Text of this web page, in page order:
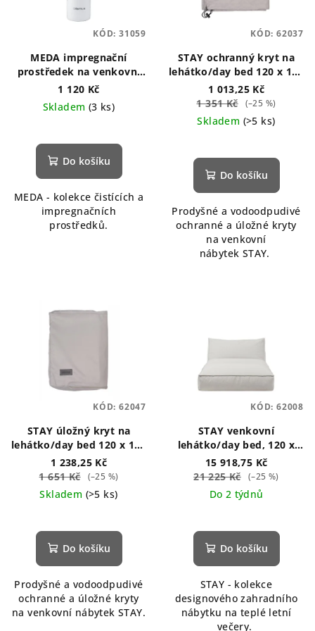
MEDA impregnační
prostředek na venkovní
textil
1 120 Kč
Skladem (3 ks)
Do košíku
MEDA - kolekce čistících a
impregnačních
prostředků.
KÓD: 31059
STAY ochranný kryt na
lehátko/day bed 120 x 190
cm
1 013,25 Kč
1 351 Kč
(–25 %)
Skladem (>5 ks)
Do košíku
Prodyšné a vodoodpudivé
ochranné a úložné kryty
na venkovní
nábytek STAY.
KÓD: 62037
STAY úložný kryt na
lehátko/day bed 120 x 190
cm
1 238,25 Kč
1 651 Kč
(–25 %)
Skladem (>5 ks)
hodnocení
produktu
z
5
hvězdiček.
Do košíku
Prodyšné a vodoodpudivé
ochranné a úložné kryty
na venkovní nábytek STAY.
KÓD: 62047
STAY venkovní
lehátko/day bed, 120 x
190 cm šedé
15 918,75 Kč
21 225 Kč (–25 %)
Do 2 týdnů
hodnocení
produktu
z
5
hvězdiček.
Do košíku
STAY - kolekce
designového zahradního
nábytku na teplé letní
večery.
KÓD: 62008